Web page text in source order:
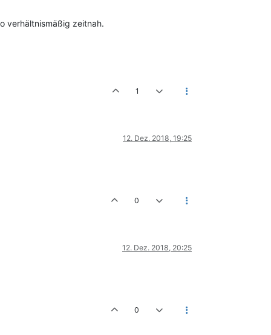
verhältnismäßig zeitnah.
1
12. Dez. 2018, 19:25
0
12. Dez. 2018, 20:25
0